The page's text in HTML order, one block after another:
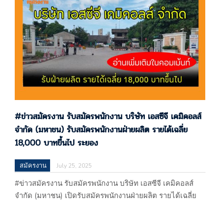
เทิร์นซีบอร์ด, ปลวกแดง, ระยอง ประกาศ 25/07/68 บริษัท
คิริว (ประเทศไทย) จำกัด 300/37 หมู่…
#ข่าวสมัครงาน รับสมัครพนักงาน บริษัท เอสซีจี เคมิคอลส์
จำกัด (มหาชน) รับสมัครพนักงานฝ่ายผลิต รายได้เฉลี่ย
18,000 บาทขึ้นไป ระยอง
สมัครงาน July 25, 2025
#ข่าวสมัครงาน รับสมัครพนักงาน บริษัท เอสซีจี เคมิคอลส์
จำกัด (มหาชน) เปิดรับสมัครพนักงานฝ่ายผลิต รายได้เฉลี่ย